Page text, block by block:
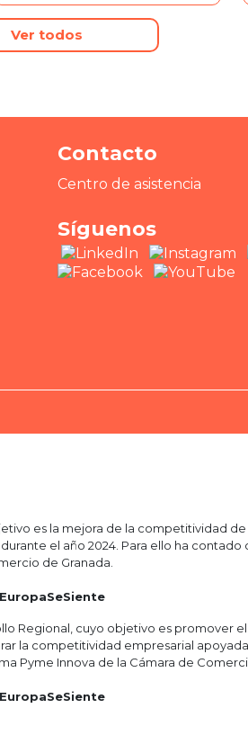
Ver todos
Contacto
Centro de asistencia
Síguenos
es la mejora de la competitividad
el año 2024. Para ello ha
de Granada.
Regional, cuyo objetivo es
la competitividad empresarial
Pyme Innova de la Cámara de